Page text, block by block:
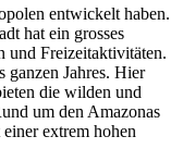
entwickelt haben.
hat ein grosses
und Freizeitaktivitäten.
Jahres. Hier
die wilden und
um den Amazonas
extrem hohen